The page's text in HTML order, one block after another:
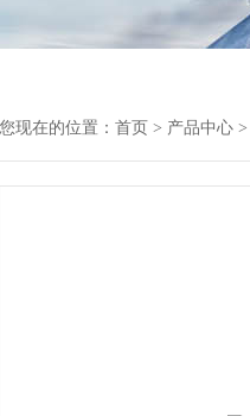
您现在的位置： 首页 > 产品中心 >